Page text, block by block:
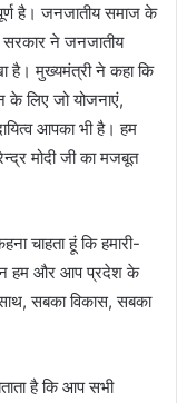
है। जनजातीय समाज के
सरकार ने जनजातीय
है। मुख्यमंत्री ने कहा कि
लिए जो योजनाएं,
आपका भी है। हम
मोदी जी का मजबूत
चाहता हूं कि हमारी-
हम और आप प्रदेश के
सबका विकास, सबका
है कि आप सभी